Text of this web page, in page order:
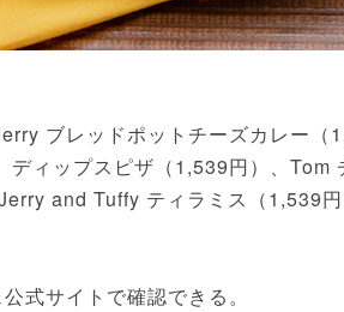
ブレッドポットチーズカレー（
ィップスピザ（1,539円）、Tom
and Tuffy ティラミス（1,539
式サイトで確認できる。